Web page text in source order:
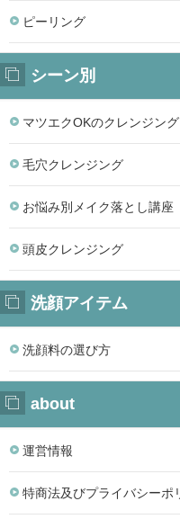
ピーリング
シーン別
マツエクOKのクレンジング
毛穴クレンジング
お悩み別メイク落とし講座
頭皮クレンジング
洗顔アイテム
洗顔料の選び方
about
運営情報
特商法及びプライバシーポ